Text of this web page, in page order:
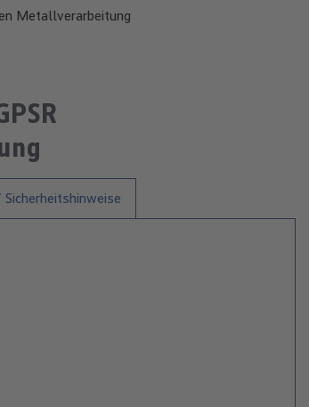
Metallverarbeitung